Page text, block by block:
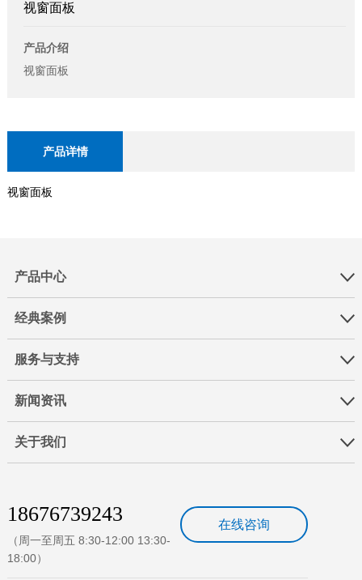
视窗面板
产品介绍
视窗面板
产品详情
视窗面板
产品中心
经典案例
服务与支持
新闻资讯
关于我们
在线咨询
18676739243
（周一至周五 8:30-12:00 13:30-
18:00）